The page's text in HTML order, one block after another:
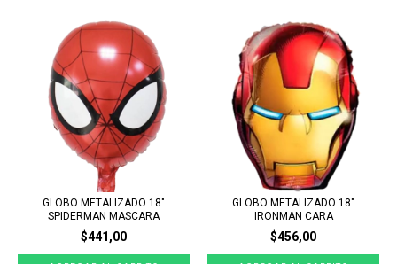
GLOBO METALIZADO 18"
SPIDERMAN MASCARA
$441,00
GLOBO METALIZADO 18"
IRONMAN CARA
$456,00